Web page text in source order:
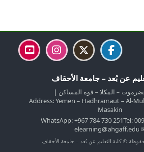
عن بُعد – جامعة الأحقاف
– المكلا – فوه المساكن |
Address: Yemen – Hadhramaut – Al-
Masakin
Tel:
WhatsApp: +967 784 730 251
✉
© كلية التعليم عن بُعد – جامعة الأحقاف